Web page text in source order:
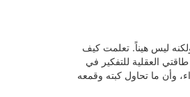
ليس هيناً. تعلمت كيف
العقلية للتفكير في
وأن ما تحاول كبته وقمعه